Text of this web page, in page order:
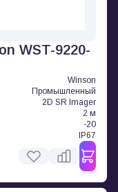
WST-9220-
Winson
Промышленный
2D SR Imager
2 м
-20
IP67